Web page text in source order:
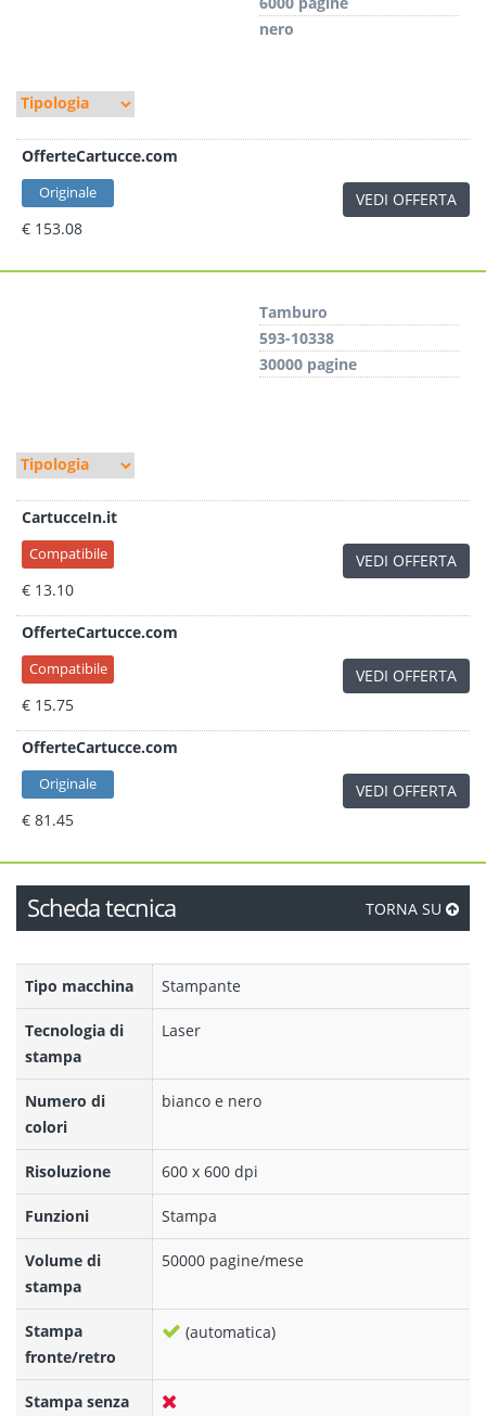
nero
OfferteCartucce.com
Originale
€ 153.08
VEDI OFFERTA
Tamburo
593-10338
30000 pagine
CartucceIn.it
Compatibile
€ 13.10
VEDI OFFERTA
OfferteCartucce.com
Compatibile
€ 15.75
VEDI OFFERTA
OfferteCartucce.com
Originale
€ 81.45
VEDI OFFERTA
Scheda tecnica TORNA SU
Tipo macchina Stampante
Tecnologia di
stampa
Laser
Numero di
colori
bianco e nero
Risoluzione 600 x 600 dpi
Funzioni Stampa
Volume di
stampa
50000 pagine/mese
Stampa
fronte/retro
(automatica)
Stampa senza